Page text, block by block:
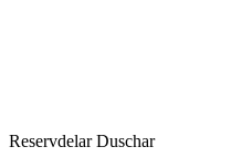
Reservdelar Duschar